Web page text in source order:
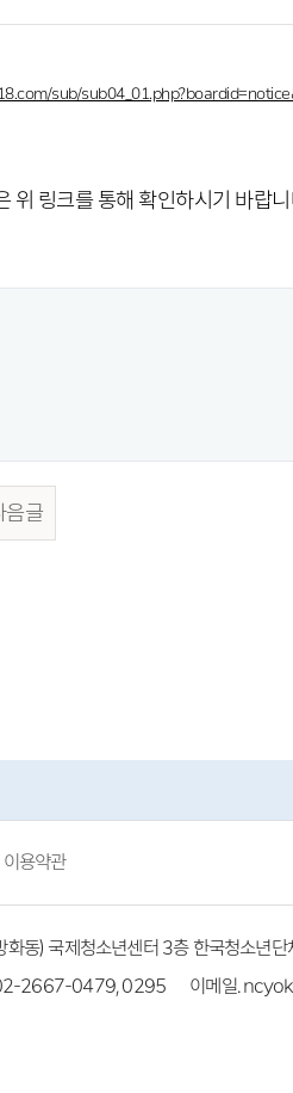
sub/
위 링크를 통해 확인하시기 바랍
음글
이용약관
동) 국제청소년센터 3층 한국청소년단
2667-0479, 0295 이메일.